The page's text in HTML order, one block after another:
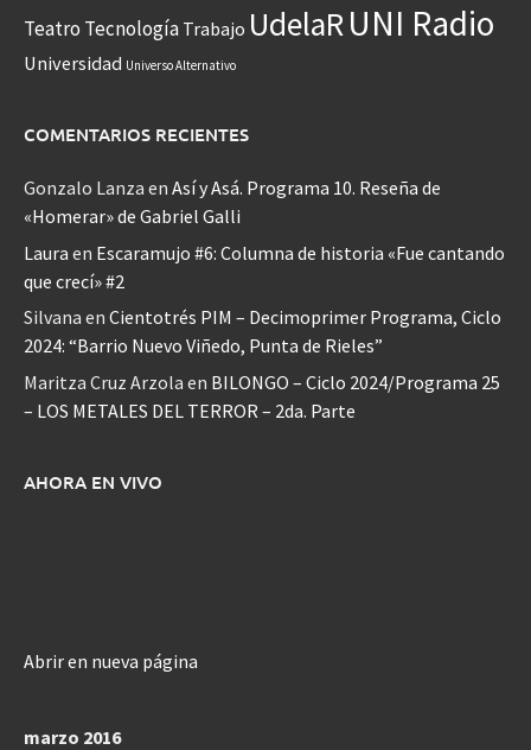
Teatro Tecnología Trabajo UdelaRUNI Radio
Universidad Universo Alternativo
COMENTARIOS RECIENTES
Gonzalo Lanza en Así y Asá. Programa 10. Reseña de
«Homerar» de Gabriel Galli
Laura en Escaramujo #6: Columna de historia «Fue cantando
que crecí» #2
Silvana en Cientotrés PIM – Decimoprimer Programa, Ciclo
2024: “Barrio Nuevo Viñedo, Punta de Rieles”
Maritza Cruz Arzola en BILONGO – Ciclo 2024/Programa 25
– LOS METALES DEL TERROR – 2da. Parte
AHORA EN VIVO
Abrir en nueva página
marzo 2016